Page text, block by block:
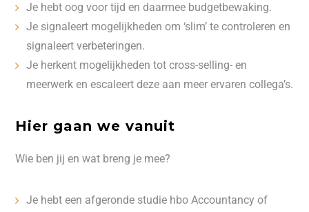
Je hebt oog voor tijd en daarmee budgetbewaking.
Je signaleert mogelijkheden om ‘slim’ te controleren en
signaleert verbeteringen.
Je herkent mogelijkheden tot cross-selling- en
meerwerk en escaleert deze aan meer ervaren collega’s.
Hier gaan we vanuit
Wie ben jij en wat breng je mee?
Je hebt een afgeronde studie hbo Accountancy of